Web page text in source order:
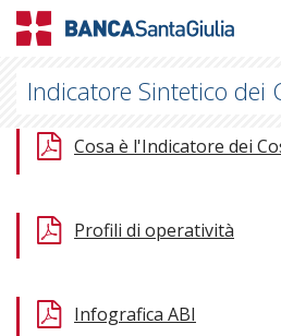
Indicatore Sintetico dei
Cosa è l'Indicatore dei
Profili di operatività
Infografica ABI